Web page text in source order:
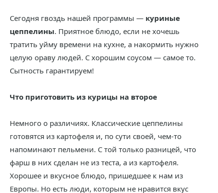
Сегодня гвоздь нашей программы — куриные
цеппелины. Приятное блюдо, если не хочешь
тратить уйму времени на кухне, а накормить нужно
целую ораву людей. С хорошим соусом — самое то.
Сытность гарантируем!
Что приготовить из курицы на второе
Немного о различиях. Классические цеппелины
готовятся из картофеля и, по сути своей, чем-то
напоминают пельмени. С той только разницей, что
фарш в них сделан не из теста, а из картофеля.
Хорошее и вкусное блюдо, пришедшее к нам из
Европы. Но есть люди, которым не нравится вкус